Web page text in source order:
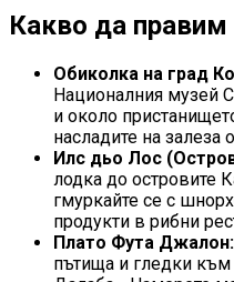
Какво да правим
Обиколка на град
Националния музей
и около
насладите на залеза
Илс дьо Лос
лодка до островите
гмуркайте се с
продукти в рибни
Плато Фута Джалон:
пътища и гледки към